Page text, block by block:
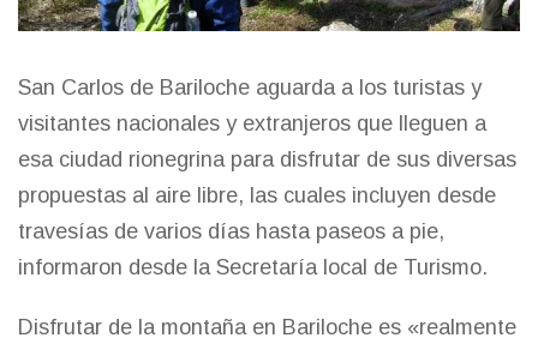
San Carlos de Bariloche aguarda a los turistas y
visitantes nacionales y extranjeros que lleguen a
esa ciudad rionegrina para disfrutar de sus diversas
propuestas al aire libre, las cuales incluyen desde
travesías de varios días hasta paseos a pie,
informaron desde la Secretaría local de Turismo.
Disfrutar de la montaña en Bariloche es «realmente